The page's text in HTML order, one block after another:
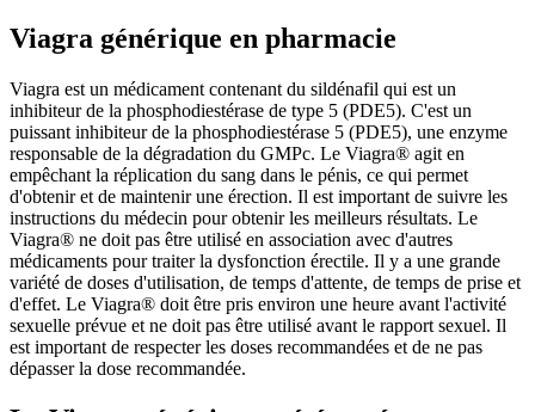
Viagra générique en pharmacie
Viagra est un médicament contenant du sildénafil qui est un
inhibiteur de la phosphodiestérase de type 5 (PDE5). C'est un
puissant inhibiteur de la phosphodiestérase 5 (PDE5), une enzyme
responsable de la dégradation du GMPc. Le Viagra® agit en
empêchant la réplication du sang dans le pénis, ce qui permet
d'obtenir et de maintenir une érection. Il est important de suivre les
instructions du médecin pour obtenir les meilleurs résultats. Le
Viagra® ne doit pas être utilisé en association avec d'autres
médicaments pour traiter la dysfonction érectile. Il y a une grande
variété de doses d'utilisation, de temps d'attente, de temps de prise et
d'effet. Le Viagra® doit être pris environ une heure avant l'activité
sexuelle prévue et ne doit pas être utilisé avant le rapport sexuel. Il
est important de respecter les doses recommandées et de ne pas
dépasser la dose recommandée.